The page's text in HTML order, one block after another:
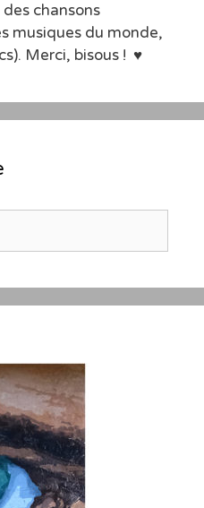
chansons
musiques du monde,
Merci, bisous ! ♥